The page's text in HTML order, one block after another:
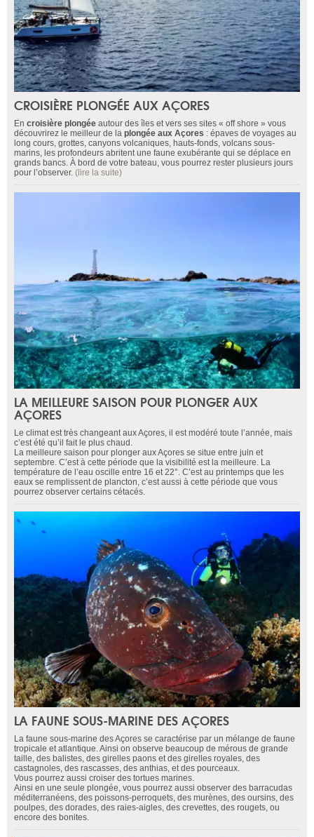
CROISIÈRE PLONGÉE AUX AÇORES
En croisière plongée autour des îles et vers ses sites « off shore » vous
découvrirez le meilleur de la plongée aux Açores : épaves de voyages au
long cours, grottes, canyons volcaniques, hauts-fonds, volcans sous-
marins, les profondeurs abritent une faune exubérante qui se déplace en
grands bancs. À bord de votre bateau, vous pourrez rester plusieurs jours
pour l’observer. (lire la suite)
LA MEILLEURE SAISON POUR PLONGER AUX
AÇORES
Le climat est très changeant aux Açores, il est modéré toute l’année, mais
c’est été qu’il fait le plus chaud.
La meilleure saison pour plonger aux Açores se situe entre juin et
septembre. C’est à cette période que la visibilité est la meilleure. La
température de l’eau oscille entre 16 et 22°. C’est au printemps que les
eaux se remplissent de plancton, c’est aussi à cette période que vous
pourrez observer certains cétacés.
LA FAUNE SOUS-MARINE DES AÇORES
La faune sous-marine des Açores se caractérise par un mélange de faune
tropicale et atlantique. Ainsi on observe beaucoup de mérous de grande
taille, des balistes, des girelles paons et des girelles royales, des
castagnoles, des rascasses, des anthias, et des pourceaux.
Vous pourrez aussi croiser des tortues marines.
Ainsi en une seule plongée, vous pourrez aussi observer des barracudas
méditerranéens, des poissons-perroquets, des murènes, des oursins, des
poulpes, des dorades, des raies-aigles, des crevettes, des rougets, ou
encore des bonites.